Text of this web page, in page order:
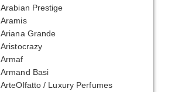
Arabian Prestige
Aramis
Ariana Grande
Aristocrazy
Armaf
Armand Basi
ArteOlfatto / Luxury Perfumes